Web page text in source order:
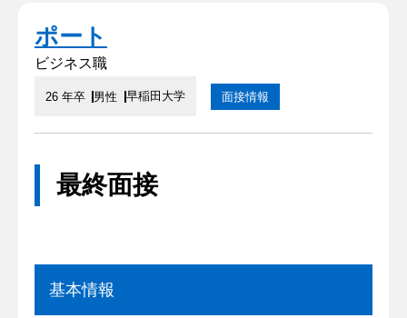
ポート
ビジネス職
26 年卒 男性 早稲田大学 面接情報
最終面接
基本情報